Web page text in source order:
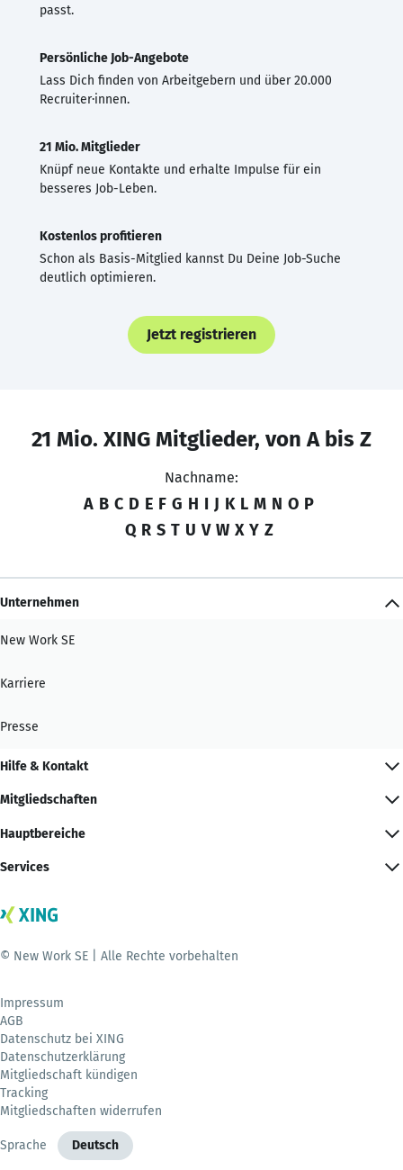
passt.
Persönliche Job-Angebote
Lass Dich finden von Arbeitgebern und über 20.000
Recruiter·innen.
21 Mio. Mitglieder
Knüpf neue Kontakte und erhalte Impulse für ein
besseres Job-Leben.
Kostenlos profitieren
Schon als Basis-Mitglied kannst Du Deine Job-Suche
deutlich optimieren.
Jetzt registrieren
21 Mio. XING Mitglieder, von A bis Z
Nachname:
A B C D E F G H I J K L M N O P
Q R S T U V W X Y Z
Unternehmen
New Work SE
Karriere
Presse
Hilfe & Kontakt
Mitgliedschaften
Hauptbereiche
Services
© New Work SE | Alle Rechte vorbehalten
Impressum
AGB
Datenschutz bei XING
Datenschutzerklärung
Mitgliedschaft kündigen
Tracking
Mitgliedschaften widerrufen
Sprache Deutsch